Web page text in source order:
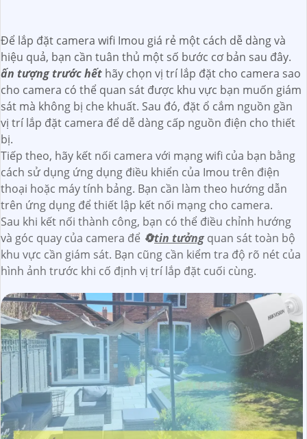
Để lắp đặt camera wifi Imou giá rẻ một cách dễ dàng và
hiệu quả, bạn cần tuân thủ một số bước cơ bản sau đây.
ấn tượng trước hết hãy chọn vị trí lắp đặt cho camera sao
cho camera có thể quan sát được khu vực bạn muốn giám
sát mà không bị che khuất. Sau đó, đặt ổ cắm nguồn gần
vị trí lắp đặt camera để dễ dàng cấp nguồn điện cho thiết
bị.
Tiếp theo, hãy kết nối camera với mạng wifi của bạn bằng
cách sử dụng ứng dụng điều khiển của Imou trên điện
thoại hoặc máy tính bảng. Bạn cần làm theo hướng dẫn
trên ứng dụng để thiết lập kết nối mạng cho camera.
Sau khi kết nối thành công, bạn có thể điều chỉnh hướng
và góc quay của camera để 🔄tin tưởng quan sát toàn bộ
khu vực cần giám sát. Bạn cũng cần kiểm tra độ rõ nét của
hình ảnh trước khi cố định vị trí lắp đặt cuối cùng.